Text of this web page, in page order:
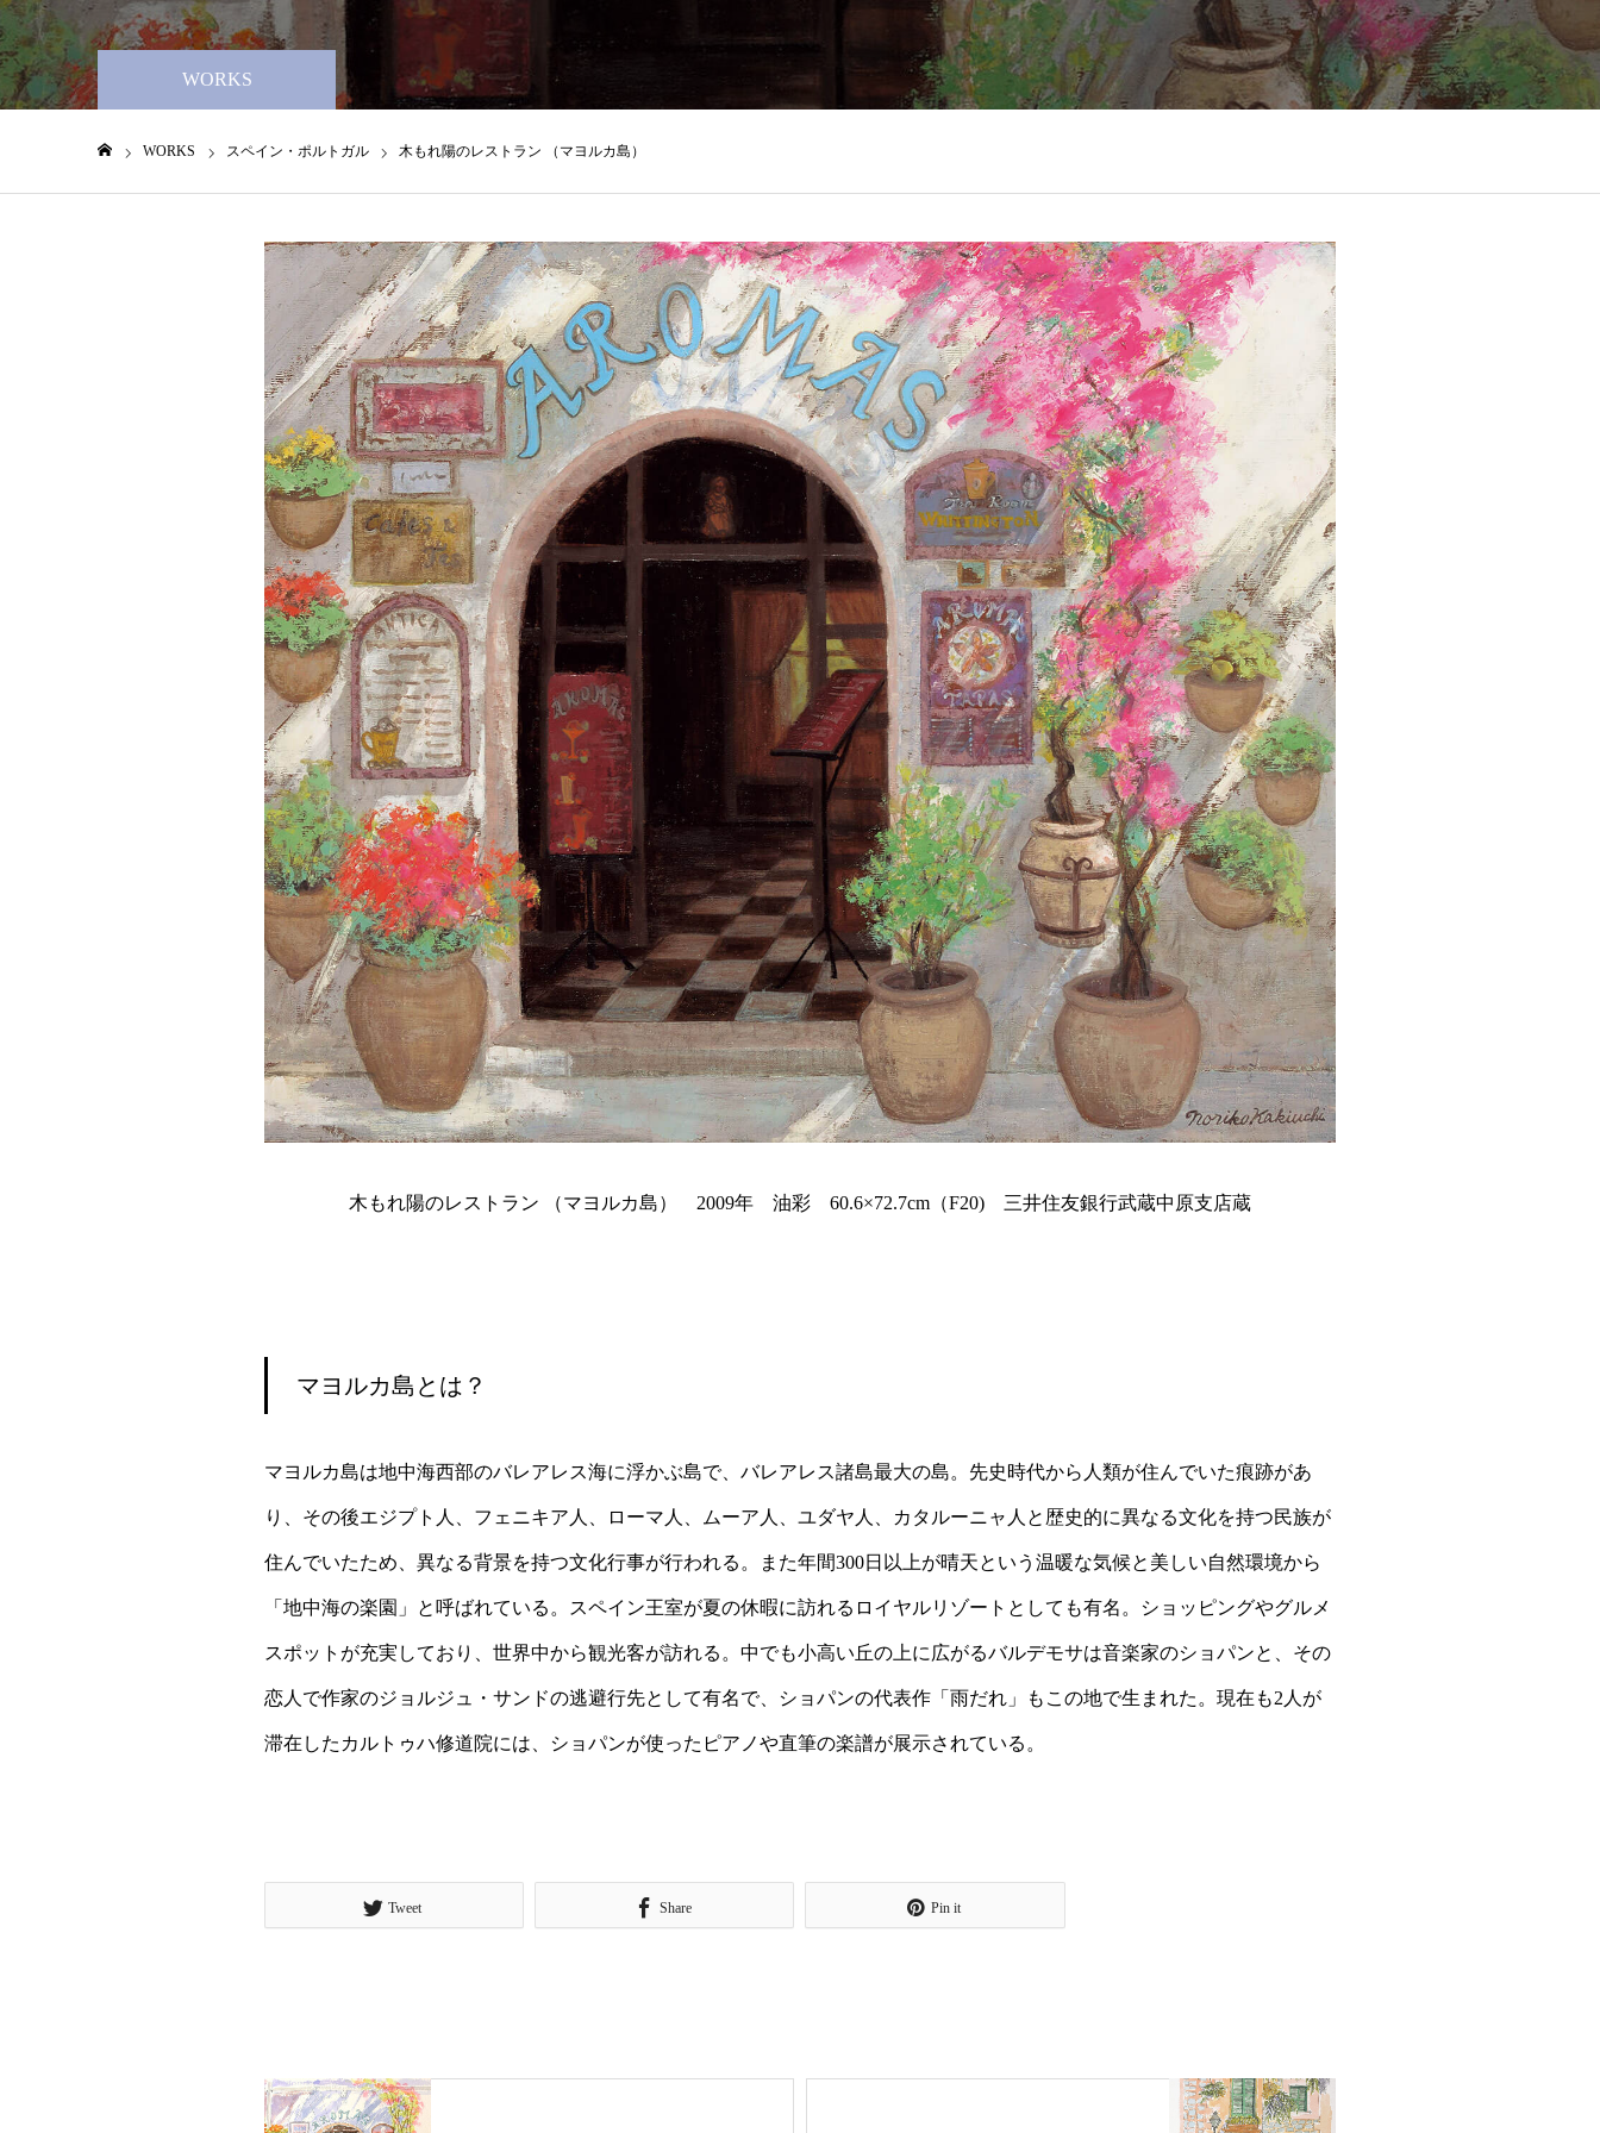
WORKS
WORKS スペイン・ポルトガル 木もれ陽のレストラン （マヨルカ島）
木もれ陽のレストラン （マヨルカ島） 2009年 油彩 60.6×72.7cm（F20) 三井住友銀行武蔵中原支店蔵
マヨルカ島とは？
マヨルカ島は地中海西部のバレアレス海に浮かぶ島で、バレアレス諸島最大の島。先史時代から人類が住んでいた痕跡があ
り、その後エジプト人、フェニキア人、ローマ人、ムーア人、ユダヤ人、カタルーニャ人と歴史的に異なる文化を持つ民族が
住んでいたため、異なる背景を持つ文化行事が行われる。また年間300日以上が晴天という温暖な気候と美しい自然環境から
「地中海の楽園」と呼ばれている。スペイン王室が夏の休暇に訪れるロイヤルリゾートとしても有名。ショッピングやグルメ
スポットが充実しており、世界中から観光客が訪れる。中でも小高い丘の上に広がるバルデモサは音楽家のショパンと、その
恋人で作家のジョルジュ・サンドの逃避行先として有名で、ショパンの代表作「雨だれ」もこの地で生まれた。現在も2人が
滞在したカルトゥハ修道院には、ショパンが使ったピアノや直筆の楽譜が展示されている。
Tweet Share Pin it